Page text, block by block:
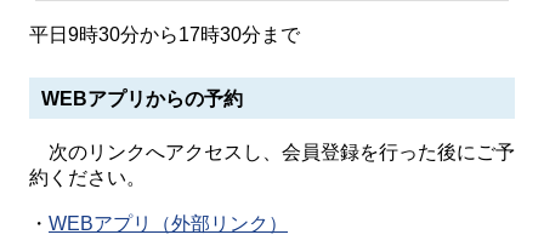
平日9時30分から17時30分まで
WEBアプリからの予約
次のリンクへアクセスし、会員登録を行った後にご予
約ください。
・ WEBアプリ（外部リンク）